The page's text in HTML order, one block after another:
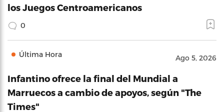
los Juegos Centroamericanos
0
Última Hora Ago 5, 2026
Infantino ofrece la final del Mundial a
Marruecos a cambio de apoyos, según "The
Times"